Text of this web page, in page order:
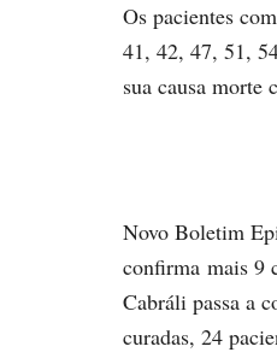
Os pacientes
41, 42, 47, 51,
sua causa morte
Novo Boletim
confirma mais 9
Cabráli passa a
curadas, 24